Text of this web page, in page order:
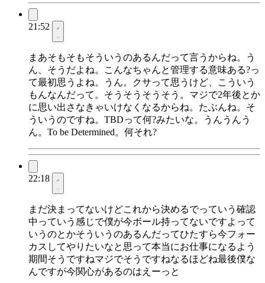
21:52
まあそもそもそういうのあるんだって言うからね。う
ん、そうだよね。こんなちゃんと管理する意味ある?っ
て最初思うよね。うん。クサって思うけど、こういう
もんなんだって。そうそうそうそう。マジで2年後とか
に思い出さなきゃいけなくなるからね。たぶんね。そ
ういうのですね。TBDって何?みたいな。うんうんう
ん。To be Determined。何それ?
22:18
まだ決まってないけどこれから決めるでっていう確認
中っていう感じで僕が今ボール持ってないですよって
いうのとかそういうのあるんだってひたすら今フォー
カスしてやりたいなと思って本当にお仕事になるよう
期間そうですねマジでそうですねなるほどね最後僕な
んですが今関心があるのはえーっと